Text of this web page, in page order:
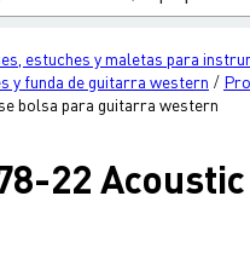
estuches y maletas para
y funda de guitarra western /
bolsa para guitarra western
22